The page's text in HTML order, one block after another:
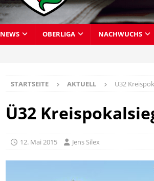
NEWS OBERLIGA NACHWUCHS
STARTSEITE AKTUELL Ü32
Ü32
12. Mai 2015 Jens Silex